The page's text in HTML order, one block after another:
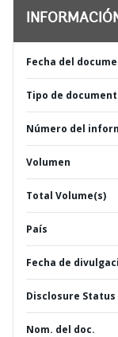
Fecha del
Tipo de
Número del
Volumen
Total Volume(s)
País
Fecha de
Disclosure Status
Nom. del doc.